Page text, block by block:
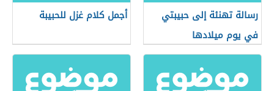
رسالة تهنئة إلى حبيبتي
في يوم ميلادها
أجمل كلام غزل للحبيبة